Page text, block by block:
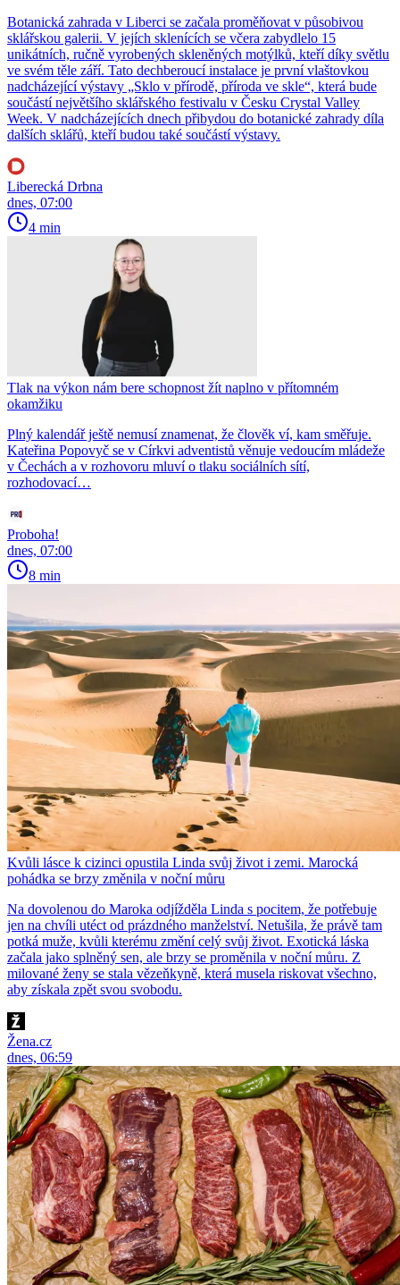
Botanická zahrada v Liberci se začala proměňovat v působivou
sklářskou galerii. V jejích sklenících se včera zabydlelo 15
unikátních, ručně vyrobených skleněných motýlků, kteří díky světlu
ve svém těle září. Tato dechberoucí instalace je první vlaštovkou
nadcházející výstavy „Sklo v přírodě, příroda ve skle“, která bude
součástí největšího sklářského festivalu v Česku Crystal Valley
Week. V nadcházejících dnech přibydou do botanické zahrady díla
dalších sklářů, kteří budou také součástí výstavy.
Liberecká Drbna
dnes, 07:00
4 min
Tlak na výkon nám bere schopnost žít naplno v přítomném
okamžiku
Plný kalendář ještě nemusí znamenat, že člověk ví, kam směřuje.
Kateřina Popovyč se v Církvi adventistů věnuje vedoucím mládeže
v Čechách a v rozhovoru mluví o tlaku sociálních sítí,
rozhodovací…
Proboha!
dnes, 07:00
8 min
Kvůli lásce k cizinci opustila Linda svůj život i zemi. Marocká
pohádka se brzy změnila v noční můru
Na dovolenou do Maroka odjížděla Linda s pocitem, že potřebuje
jen na chvíli utéct od prázdného manželství. Netušila, že právě tam
potká muže, kvůli kterému změní celý svůj život. Exotická láska
začala jako splněný sen, ale brzy se proměnila v noční můru. Z
milované ženy se stala vězeňkyně, která musela riskovat všechno,
aby získala zpět svou svobodu.
Žena.cz
dnes, 06:59